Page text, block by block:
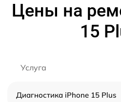
Цены на
15
Услуга
Диагностика iPhone 15 Plus